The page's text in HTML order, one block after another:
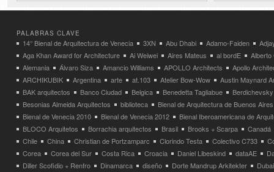
PALABRAS CLAVE
14° Bienal de Arquitectura de Venecia 3XN Abu Dhabi Adamo-Faiden
Aga Khan Award for Architecture
Ai Weiwei Aires Mateus al bordE
Alberto
Alemania
Álvaro Siza Amancio Williams APOLLO Architects
Apollo
ARCHIKUBIK
Argentina arte at.103 Atelier Bow-Wow
Austin Maynard
BAK arquitectos
Banco Ciudad Belgica Benedetta Tagliabue
Besonias Almeida Arquitectos
biblioteca
Bienal de Arquitectura de Buenos Aires
Bienal de Venecia 2010
Bienal de Venecia 2012
Bienal Iberoamericana de
BLOCO Arquitetos
Borrachia arquitectos Brasil Brooks + Scarpa
Canadá
Chile
China Christian de Portzamparc Clorindo Testa Colectivo C733
Corea
Corea del Sur Costa Rica Croacia Daniel Libeskind dataAE
Diller Scofidio + Renfro
Dinamarca diseño Dorte Mandrup Arkitekter
Dubai